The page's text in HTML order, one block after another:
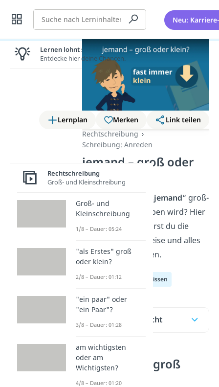
Suche Neu:
Lernplan Merken
Link teilen
Rechtschreibung
Schreibung: Anreden
jemand – groß oder
klein?
Du fragst dich, ob „jemand“ groß-
oder kleingeschrieben wird? Hier
und imVideo
erfährst du die
korrekte Schreibweise und alles
über die Ausnahmen.
Deutsch Allgemeinwissen
Inhaltsübersicht
„jemand“ — groß
oder klein?
Lernen lohnt sich!
Entdecke hier deine Chancen.
Rechtschreibung
Groß- und Kleinschreibung
Groß- und
Kleinschreibung
1/8 – Dauer: 05:24
"als Erstes" groß
oder klein?
2/8 – Dauer: 01:12
"ein paar" oder
"ein Paar"?
3/8 – Dauer: 01:28
am wichtigsten
oder am
Wichtigsten?
4/8 – Dauer: 01:20